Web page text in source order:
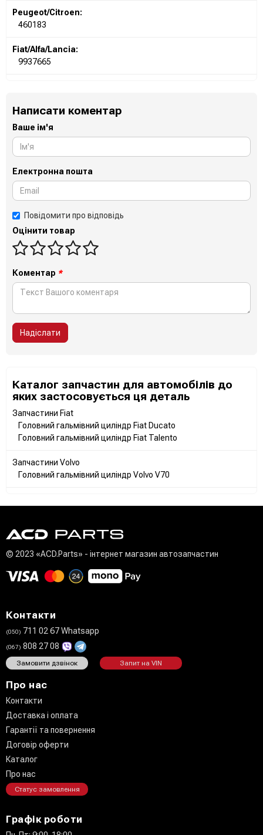
Peugeot/Citroen:
460183
Fiat/Alfa/Lancia:
9937665
Написати коментар
Ваше ім'я
Електронна пошта
Повідомити про відповідь
Оцінити товар
Коментар *
Надіслати
Каталог запчастин для автомобілів до
яких застосовується ця деталь
Запчастини Fiat
Головний гальмівний циліндр Fiat Ducato
Головний гальмівний циліндр Fiat Talento
Запчастини Volvo
Головний гальмівний циліндр Volvo V70
© 2023 «ACD.Parts» - інтернет магазин автозапчастин
Контакти
(050) 711 02 67 Whatsapp
(067) 808 27 08
Замовити дзвінок Запит на VIN
Про нас
Контакти
Доставка і оплата
Гарантії та повернення
Договір оферти
Каталог
Про нас
Статус замовлення
Графік роботи